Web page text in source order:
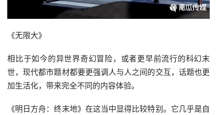
《无限大》
相比于如今的异世界奇幻冒险，或者更早前流行的科幻末
世，现代都市题材都要更强调人与人之间的交互，话题也更
加生活化，带来完全不同的内容体验。
《明日方舟：终末地》在这当中显得比较特别。它几乎是自